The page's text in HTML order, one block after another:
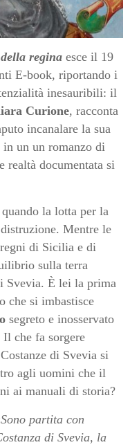
reginaesce il 19
E-book, riportando i
inesauribili: il
Curione, racconta
incanalare la sua
in un un romanzo di
realtà documentata si
la lotta per la
Mentre le
di Sicilia e di
sulla terra
Svevia. È lei la prima
che si imbastisce
segreto e inosservato
che fa sorgere
di Svevia si
agli uomini che il
ai manuali di storia?
Sono partita con
di Svevia, la